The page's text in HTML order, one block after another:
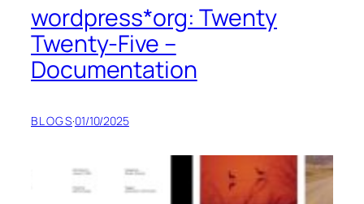
wordpress*org: Twenty
Twenty-Five –
Documentation
BLOGS·01/10/2025